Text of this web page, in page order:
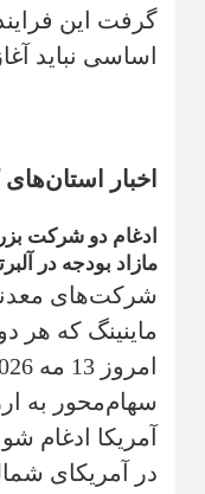
گرفت این
اساسی نباید
اخبار استان‌های
ادغام دو شرکت
مازاد بودجه در
شرکت‌های
ماینینگ که هر
آمریکا ادغام